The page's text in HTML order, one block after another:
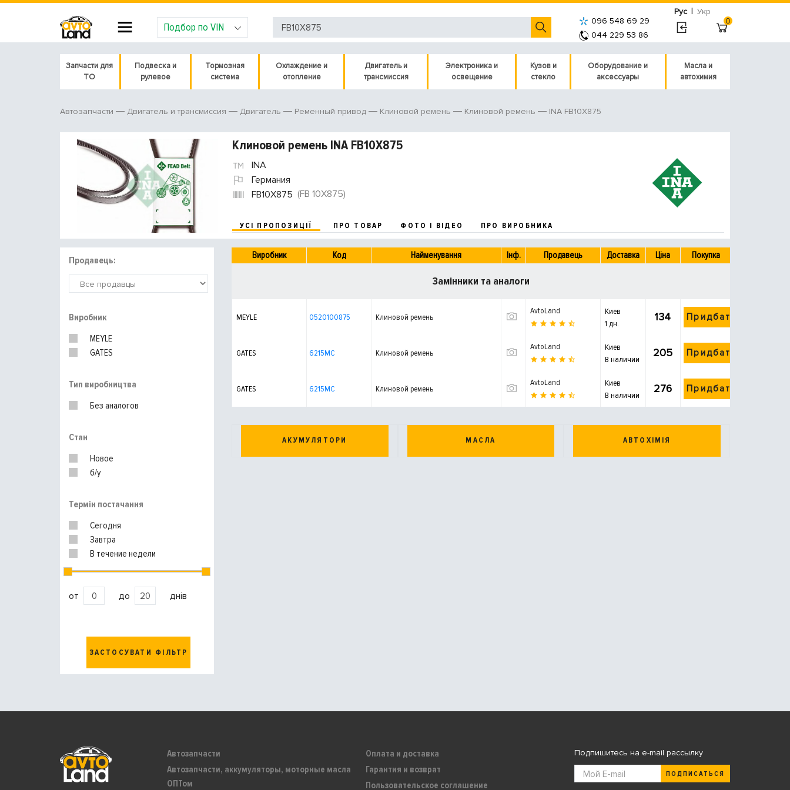
Рус | Укр
Подбор по VIN
096 548 69 29
044 229 53 86
0
Запчасти для
ТО
Подвеска и
рулевое
Тормозная
система
Охлаждение и
отопление
Двигатель и
трансмиссия
Электроника и
освещение
Кузов и
стекло
Оборудование и
аксессуары
Масла и
автохимия
Автозапчасти Двигатель и трансмиссия Двигатель Ременный привод Клиновой ремень Клиновой ремень INA FB10X875
Клиновой ремень INA FB10X875
INA
Германия
FB10X875 (FB 10X875)
УСІ ПРОПОЗИЦІЇ ПРО ТОВАР ФОТО І ВІДЕО ПРО ВИРОБНИКА
Продавець:
Виробник
MEYLE
GATES
Тип виробництва
Без аналогов
Стан
Новое
б/у
Термін постачання
Сегодня
Завтра
В течение недели
от до днів
ЗАСТОСУВАТИ ФІЛЬТР
Виробник Код Найменування Інф. Продавець Доставка Ціна Покупка
Замінники та аналоги
MEYLE 0520100875 Клиновой ремень
AvtoLand
Киев
1 дн.
134 Придбати
GATES 6215MC Клиновой ремень
AvtoLand
Киев
В наличии
205 Придбати
GATES 6215MC Клиновой ремень
AvtoLand
Киев
В наличии
276 Придбати
АКУМУЛЯТОРИ МАСЛА АВТОХІМІЯ
Автозапчасти
Автозапчасти, аккумуляторы, моторные масла
ОПТом
Оплата и доставка
Гарантия и возврат
Пользовательское соглашение
Подпишитесь на e-mail рассылку
ПОДПИСАТЬСЯ